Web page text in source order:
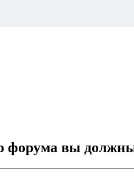
форума вы